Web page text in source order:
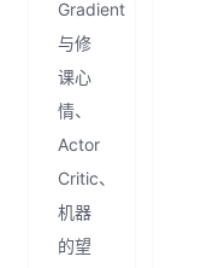
Gradient
与修
课心
情、
Actor
Critic、
机器
的望